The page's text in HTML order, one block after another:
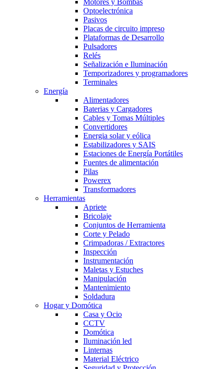
Motores y Bombas
Optoelectrónica
Pasivos
Placas de circuito impreso
Plataformas de Desarrollo
Pulsadores
Relés
Señalización e Iluminación
Temporizadores y programadores
Terminales
Energía
Alimentadores
Baterias y Cargadores
Cables y Tomas Múltiples
Convertidores
Energia solar y eólica
Estabilizadores y SAIS
Estaciones de Energía Portátiles
Fuentes de alimentación
Pilas
Powerex
Transformadores
Herramientas
Apriete
Bricolaje
Conjuntos de Herramienta
Corte y Pelado
Crimpadoras / Extractores
Inspección
Instrumentación
Maletas y Estuches
Manipulación
Mantenimiento
Soldadura
Hogar y Domótica
Casa y Ocio
CCTV
Domótica
Iluminación led
Linternas
Material Eléctrico